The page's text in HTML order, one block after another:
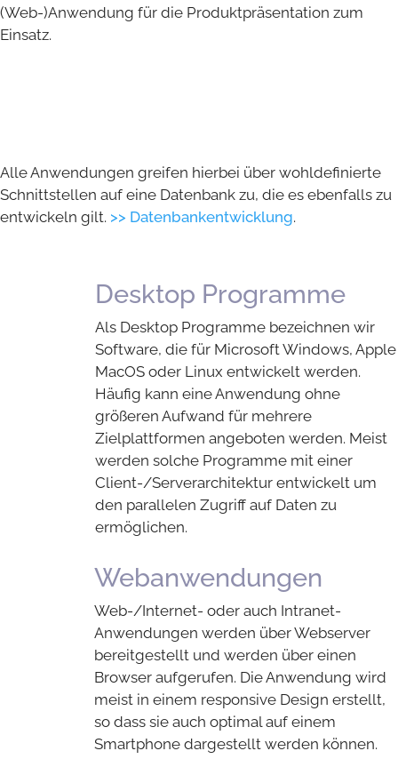
(Web-)Anwendung für die Produktpräsentation zum
Einsatz.
Alle Anwendungen greifen hierbei über wohldefinierte
Schnittstellen auf eine Datenbank zu, die es ebenfalls zu
entwickeln gilt. >> Datenbankentwicklung.
Desktop Programme
Als Desktop Programme bezeichnen wir
Software, die für Microsoft Windows, Apple
MacOS oder Linux entwickelt werden.
Häufig kann eine Anwendung ohne
größeren Aufwand für mehrere
Zielplattformen angeboten werden. Meist
werden solche Programme mit einer
Client-/Serverarchitektur entwickelt um
den parallelen Zugriff auf Daten zu
ermöglichen.
Webanwendungen
Web-/Internet- oder auch Intranet-
Anwendungen werden über Webserver
bereitgestellt und werden über einen
Browser aufgerufen. Die Anwendung wird
meist in einem responsive Design erstellt,
so dass sie auch optimal auf einem
Smartphone dargestellt werden können.